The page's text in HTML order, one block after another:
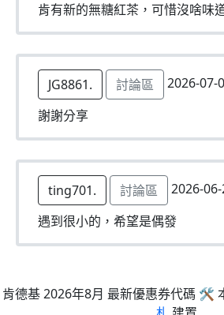
肯有新的無糖紅茶，可惜沒啥味
JG8861. 討論區
2026-07-
謝謝分享
ting701. 討論區
2026-06-
遇到很小的，希望是偶發
肯德基 2026年8月 最新優惠券代碼 🛠